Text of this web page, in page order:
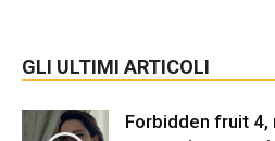
GLI ULTIMI ARTICOLI
Forbidden fruit 4,